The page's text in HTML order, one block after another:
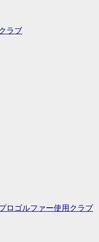
ラブ
ロゴルファー使用クラブ